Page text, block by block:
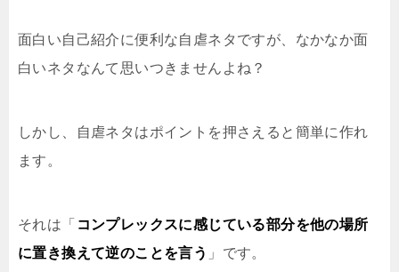
面白い自己紹介に便利な自虐ネタですが、なかなか面
白いネタなんて思いつきませんよね？
しかし、自虐ネタはポイントを押さえると簡単に作れ
ます。
それは「 コンプレックスに感じている部分を他の場所
に置き換えて逆のことを言う 」です。